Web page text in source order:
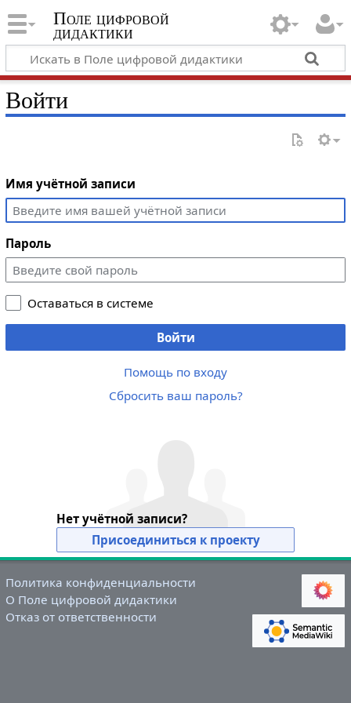
Поле цифровой
дидактики
Войти
Имя учётной записи
Пароль
Оставаться в системе
Войти
Помощь по входу
Сбросить ваш пароль?
Нет учётной записи?
Присоединиться к проекту
Политика конфиденциальности
О Поле цифровой дидактики
Отказ от ответственности